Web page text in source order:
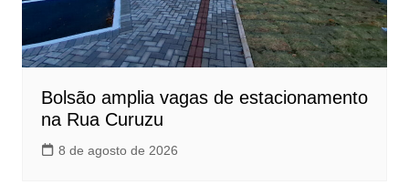
Bolsão amplia vagas de estacionamento
na Rua Curuzu
8 de agosto de 2026